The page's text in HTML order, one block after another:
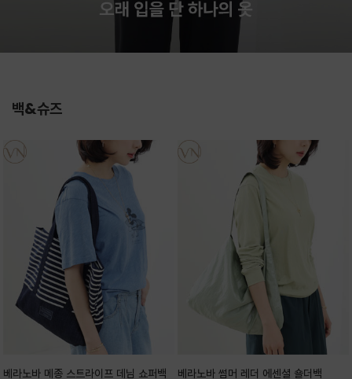
백&슈즈
베라노바 메종 스트라이프 데님 쇼퍼백 베라노바 썸머 레더 에센셜 숄더백